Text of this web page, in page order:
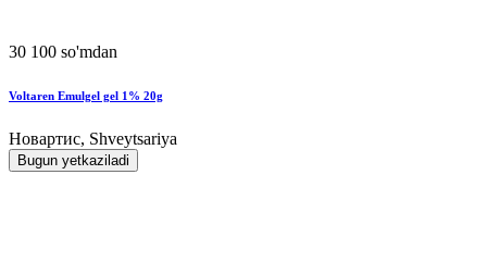
30 100 so'mdan
Voltaren Emulgel gel 1% 20g
Новартис, Shveytsariya
Bugun yetkaziladi